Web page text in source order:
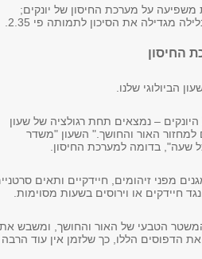
על מערכת החיסון של יונקים;
מגדילה את הסיכון לתמותה פי 2.35.
החיסון
הביולוגי שלנו.
– נמצאים תחת רגולציה של שעון
של 24 שעות, "ומותאם למחזור האור והחושך." השעון "משדר
שעה", בדומה למערכת החיסון.
מפני זיהומים, חיידקיים ותאים
חיידקים או וירוסים בשעות מסוימות.
הטבעי של האור והחושך, ומשבש את
הדפוסים הללו, כך שלזמן אין עוד הרבה